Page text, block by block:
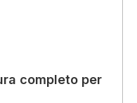
completo per